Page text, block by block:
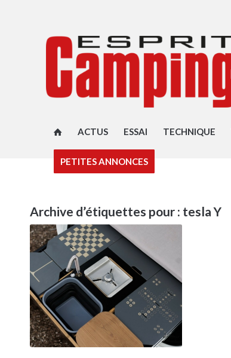
ACTUS ESSAI TECHNIQUE
PETITES ANNONCES
Archive d’étiquettes pour : tesla Y